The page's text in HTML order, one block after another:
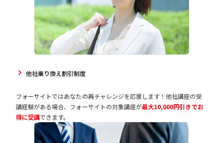
他社乗り換え割引制度
フォーサイトではあなたの再チャレンジを応援します！他社講座の受
講経験がある場合、フォーサイトの対象講座が最大10,000円引きでお
得に受講できます。